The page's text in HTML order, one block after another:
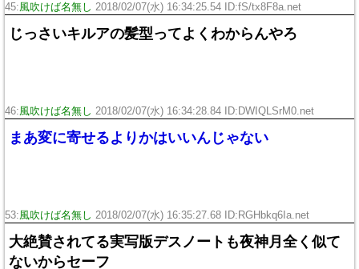
45:風吹けば名無し 2018/02/07(水) 16:34:25.54 ID:fS/tx8F8a.net
じっさいキルアの髪型ってよくわからんやろ
46:風吹けば名無し 2018/02/07(水) 16:34:28.84 ID: DWIQLSrM0.net
まあ変に寄せるよりかはいいんじゃない
53:風吹けば名無し 2018/02/07(水) 16:35:27.68 ID: RGHbkq6Ia.net
大絶賛されてる実写版デスノートも夜神月全く似て
ないからセーフ